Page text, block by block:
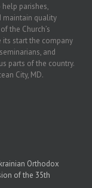
parishes,
maintain quality
the Church’s
its start the company
and
parts of the country.
City, MD.
Orthodox
of the 35th